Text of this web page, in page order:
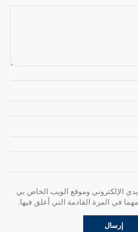
الإلكتروني وموقع الويب الخاص بي
في المرة القادمة التي أعلق فيها.